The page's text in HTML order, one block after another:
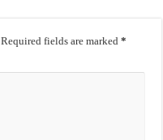
Required fields are marked*